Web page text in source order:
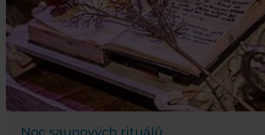
Noc saunových rituálů